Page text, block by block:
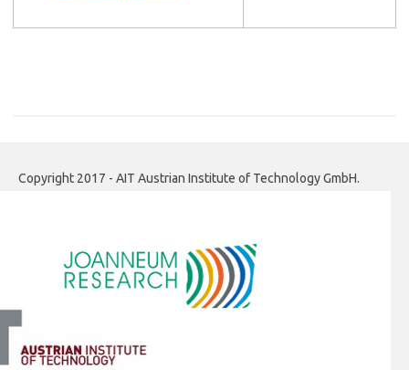
Copyright 2017 - AIT Austrian Institute of Technology GmbH.